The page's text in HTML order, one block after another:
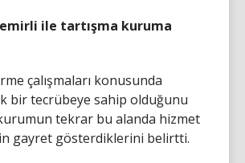
ile tartışma kuruma
çalışmaları konusunda
bir tecrübeye sahip olduğunu
tekrar bu alanda hizmet
gayret gösterdiklerini belirtti.